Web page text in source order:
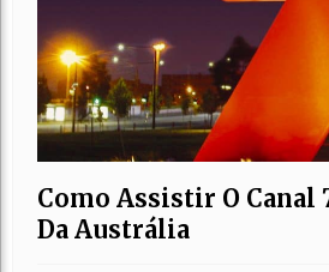
Como Assistir O Canal
Da Austrália